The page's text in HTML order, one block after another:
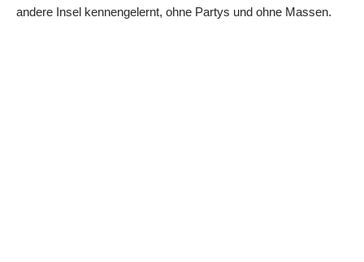
andere Insel kennengelernt, ohne Partys und ohne Massen.